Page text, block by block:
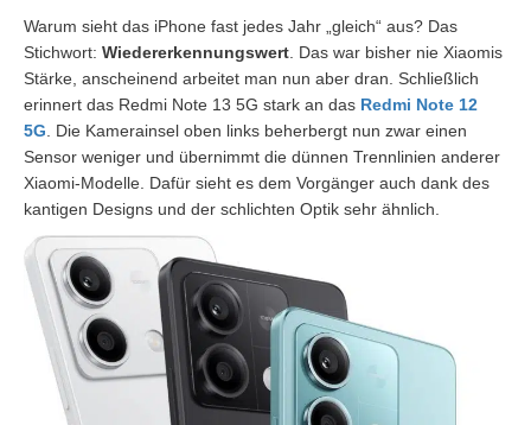
Warum sieht das iPhone fast jedes Jahr „gleich“ aus? Das
Stichwort: Wiedererkennungswert . Das war bisher nie Xiaomis
Stärke, anscheinend arbeitet man nun aber dran. Schließlich
erinnert das Redmi Note 13 5G stark an das Redmi Note 12
5G . Die Kamerainsel oben links beherbergt nun zwar einen
Sensor weniger und übernimmt die dünnen Trennlinien anderer
Xiaomi-Modelle. Dafür sieht es dem Vorgänger auch dank des
kantigen Designs und der schlichten Optik sehr ähnlich.